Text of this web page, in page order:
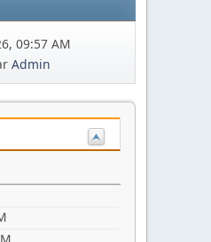
09:57 AM
Admin